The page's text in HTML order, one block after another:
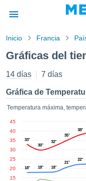
de
por
para
que la
que se
a este
las
forma
Inicio Francia
Gráficas del
14 días 7 días
Gráfica de
Temperatura máxima,
15
20
25
30
35
40
45
33°
30°
32°
35°
38°
18° 18° 18°
21°
22°